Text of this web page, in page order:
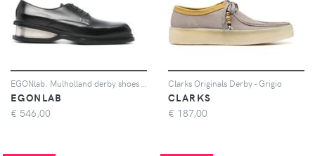
EGONLAB
€ 546,00
Clarks Originals Derby - Grigio
CLARKS
€ 187,00